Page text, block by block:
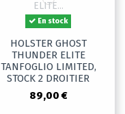
En stock
HOLSTER GHOST
THUNDER ELITE
TANFOGLIO LIMITED,
STOCK 2 DROITIER
89,00 €